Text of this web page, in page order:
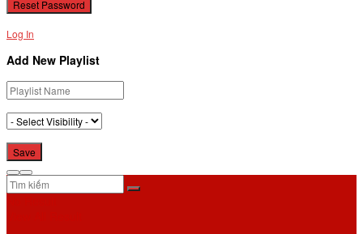
Log In
Add New Playlist